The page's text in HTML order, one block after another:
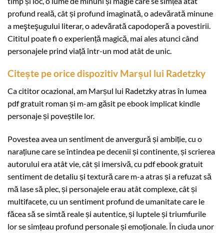
profund reală, cât și profund imaginată, o adevărată minune
a meşteşugului literar, o adevărată capodoperă a povestirii.
Cititul poate fi o experiență magică, mai ales atunci când
personajele prind viață într-un mod atât de unic.
Citește pe orice dispozitiv Marșul lui Radetzky
Ca cititor ocazional, am Marșul lui Radetzky atras în lumea
pdf gratuit roman și m-am găsit pe ebook implicat kindle
personaje și poveștile lor.
Povestea avea un sentiment de anvergură și ambiție, cu o
narațiune care se întindea pe decenii și continente, și scrierea
autorului era atât vie, cât și imersivă, cu pdf ebook gratuit
sentiment de detaliu și textură care m-a atras și a refuzat să
mă lase să plec, și personajele erau atât complexe, cât și
multifacete, cu un sentiment profund de umanitate care le
făcea să se simtă reale și autentice, și luptele și triumfurile
lor se simțeau profund personale și emoționale. În ciuda unor